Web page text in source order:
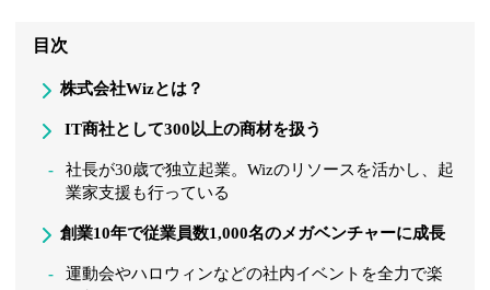
目次
株式会社Wizとは？
IT商社として300以上の商材を扱う
社長が30歳で独立起業。Wizのリソースを活かし、起
業家支援も行っている
創業10年で従業員数1,000名のメガベンチャーに成長
運動会やハロウィンなどの社内イベントを全力で楽